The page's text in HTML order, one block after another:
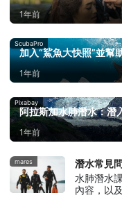
1年前
ScubaPro
加入“鯊魚大快照”並幫
1年前
Pixabay
阿拉斯加水肺潛水：潛
1年前
mares
潛水常見
水肺潛水
內容，以